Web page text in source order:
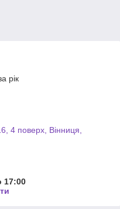
рік
4 поверх, Вінниця,
17:00